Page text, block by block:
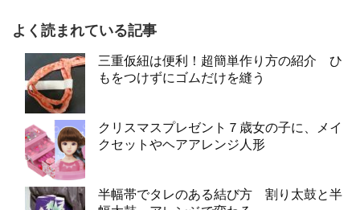
よく読まれている記事
三重仮紐は便利！超簡単作り方の紹介 ひ
もをつけずにゴムだけを縫う
クリスマスプレゼント７歳女の子に、メイ
クセットやヘアアレンジ人形
半幅帯でタレのある結び方 割り太鼓と半